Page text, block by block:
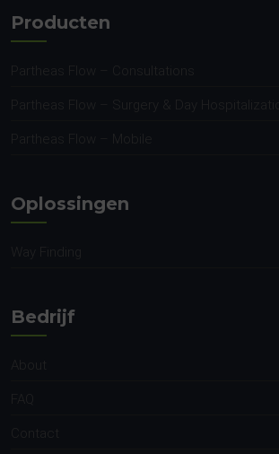
Producten
Oplossingen
Way Finding
Bedrijf